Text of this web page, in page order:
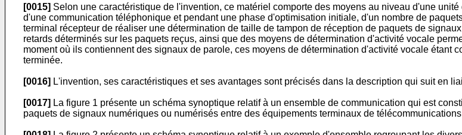
[0015] Selon une caractéristique de l'invention, ce matériel comporte des moyens au niveau d'une
d'une communication téléphonique et pendant une phase d'optimisation initiale, d'un nombre de
terminal récepteur de réaliser une détermination de taille de tampon de réception de paquets de
retards déterminés sur les paquets reçus, ainsi que des moyens de détermination d'activité vocale
moment où ils contiennent des signaux de parole, ces moyens de détermination d'activité vocale
terminée.
[0016] L'invention, ses caractéristiques et ses avantages sont précisés dans la description qui suit en
[0017] La figure 1 présente un schéma synoptique relatif à un ensemble de communication qui est
paquets de signaux numériques ou numérisés entre des équipements terminaux de